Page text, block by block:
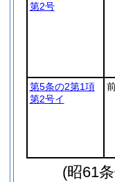
第2号
第5条の2第1項
第2号イ
(昭61